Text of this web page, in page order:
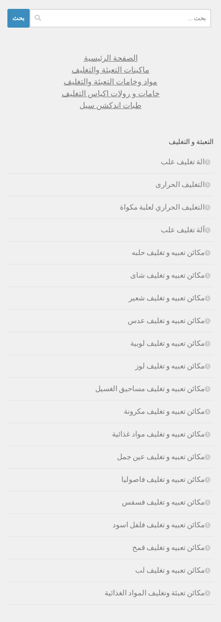
عن:
الصفحة الرئيسية
ماكينات التعبئة والتغليف
مواد وخامات التعبئة والتغليف
خامات و رولات اكياس التغليف
طبات اندكشن سيل
التعبئة و التغليف
الة تغليف علب
التغليف الحرارى
التغليف الحراري لعلبة مكواة
آلة تغليف علب
مكائن تعبيه و تغليف حلبه
مكائن تعبيه و تغليف شاى
مكائن تعبيه و تغليف شعير
مكائن تعبيه و تغليف عدس
مكائن تعبيه و تغليف لوبية
مكائن تعبيه و تغليف لوز
مكائن تعبيه و تغليف مساحيق الغسيل
مكائن تعبيه و تغليف مكرونة
مكائن تعبيه و تغليف مواد غذائية
مكائن تعبيه و تغليف عين جمل
مكائن تعبيه و تغليف فاصوليا
مكائن تعبيه و تغليف فسفس
مكائن تعبيه و تغليف فلفل اسود
مكائن تعبيه و تغليف قمح
مكائن تعبيه و تغليف لب
مكائن تعبئة وتغليف المواد الغذائية